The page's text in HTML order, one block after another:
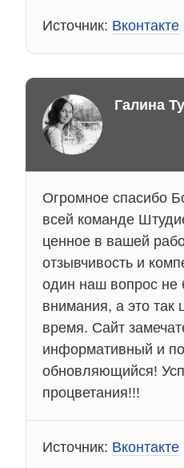
Источник: Вконтакте
Галина
Огромное спасибо
всей команде
ценное в вашей
отзывчивость и
один наш вопрос не
внимания, а это так
время. Сайт
информативный и
обновляющийся!
процветания!!!
Источник: Вконтакте